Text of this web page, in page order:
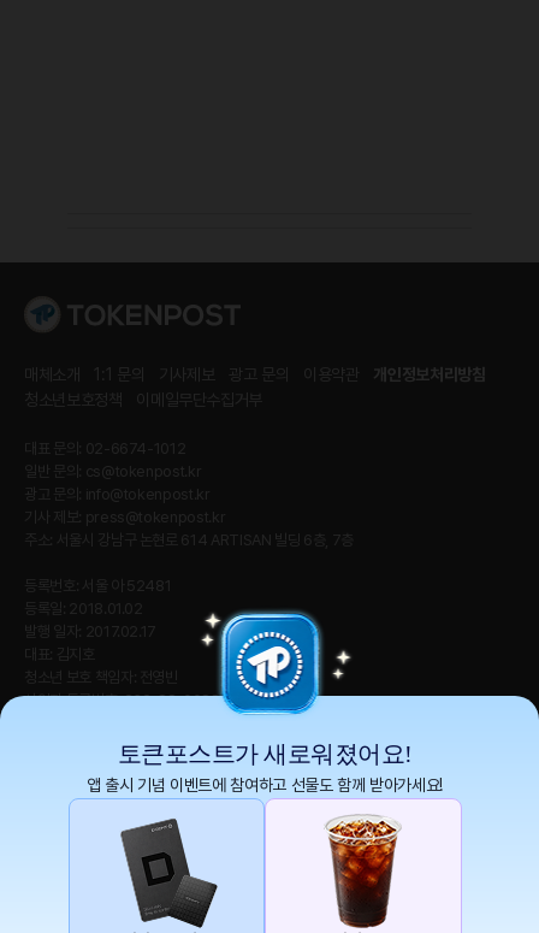
매체소개 기사제보 광고 문의 이용약관
개인정보처리방침
청소년보호정책
이메일무단수집거부
대표 문의: 02-6674-1012
일반 문의: cs@tokenpost.kr
광고 문의:
info@tokenpost.kr
기사 제보: press@tokenpost.kr
주소: 서울시 강남구 논현로 614 ARTISAN 빌딩 6층, 7층
등록번호: 서울 아 52481
등록일: 2018.01.02
발행 일자: 2017.02.17
대표: 김지호
청소년 보호 책임자: 전영빈
사업자 등록번호: 232-88-00885
직업정보제공사업신고번호 : J1204020230009
토큰포스트(tokenpost)의 모든 컨텐츠는 저작권 법의 보호를 받는 바, 무단 전재, 복
Copyright ⓒ 2026 토큰포스트. All Rights Reserved.
토큰포스트가 새로워졌어요!
앱 출시 기념 이벤트에 참여하고 선물도 함께 받아가세요!